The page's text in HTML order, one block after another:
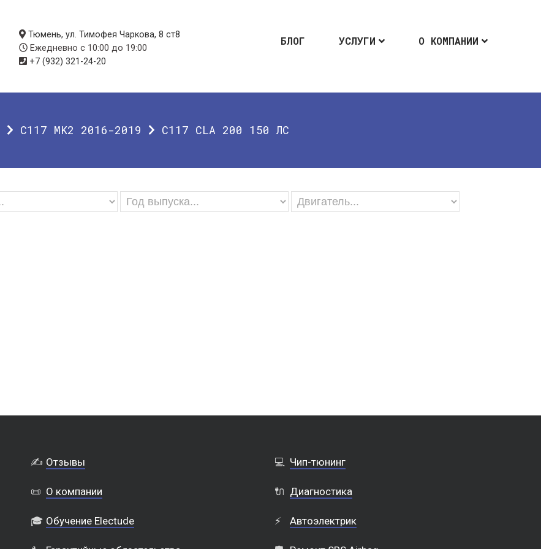
БЛОГ УСЛУГИ О КОМПАНИИ
Тюмень, ул. Тимофея Чаркова, 8 ст8
Ежедневно с 10:00 до 19:00
+7 (932) 321-24-20
C117 MK2 2016-2019 C117 CLA 200 150 ЛС
✍️ Отзывы
📜 О компании
🎓 Обучение Electude
💻 Чип-тюнинг
🔌 Диагностика
⚡ Автоэлектрик